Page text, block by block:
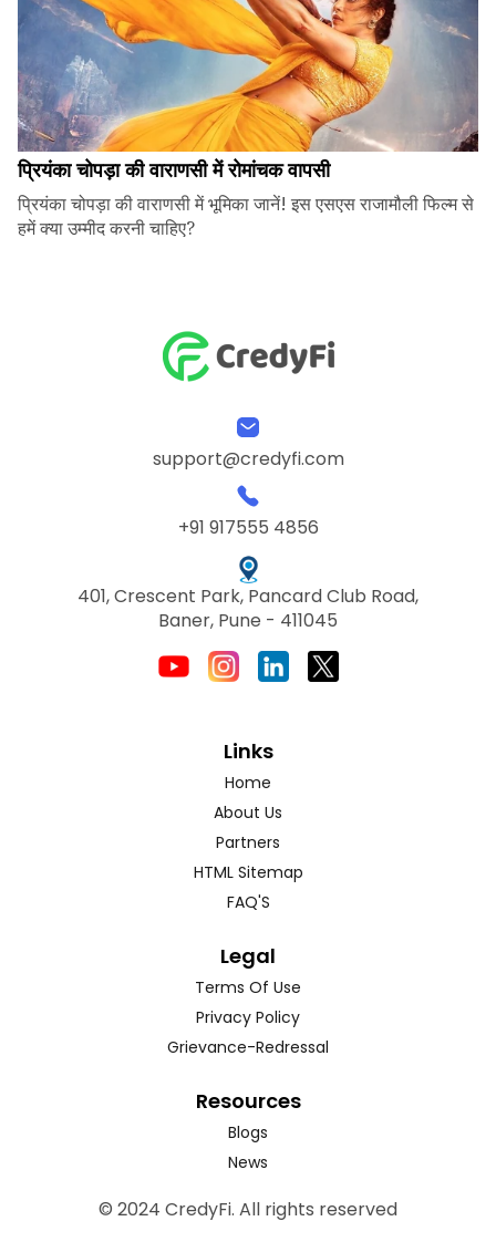
प्रियंका चोपड़ा की वाराणसी में रोमांचक वापसी
प्रियंका चोपड़ा की वाराणसी में भूमिका जानें! इस एसएस राजामौली फिल्म से
हमें क्या उम्मीद करनी चाहिए?
support@credyfi.com
+91 917555 4856
401, Crescent Park, Pancard Club Road,
Baner, Pune - 411045
Links
Home
About Us
Partners
HTML Sitemap
FAQ'S
Legal
Terms Of Use
Privacy Policy
Grievance-Redressal
Resources
Blogs
News
© 2024 CredyFi. All rights reserved